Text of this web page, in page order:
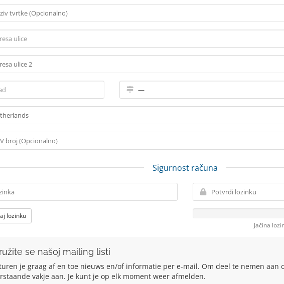
Sigurnost računa
lozinku
Jačina
se našoj mailing listi
je graag af en toe nieuws en/of informatie per e-mail. Om deel te nemen aan
vakje aan. Je kunt je op elk moment weer afmelden.